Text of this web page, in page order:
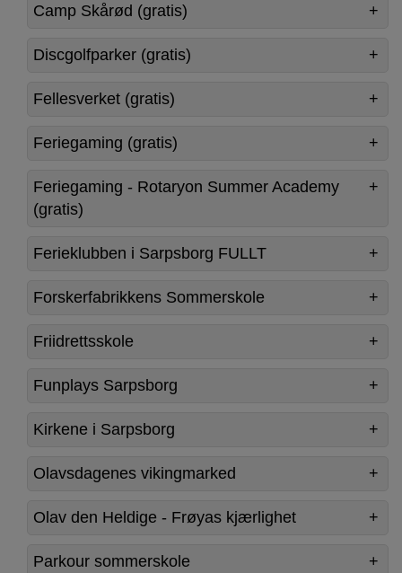
Camp Skårød (gratis)
Discgolfparker (gratis)
Fellesverket (gratis)
Feriegaming (gratis)
Feriegaming - Rotaryon Summer Academy
(gratis)
Ferieklubben i Sarpsborg FULLT
Forskerfabrikkens Sommerskole
Friidrettsskole
Funplays Sarpsborg
Kirkene i Sarpsborg
Olavsdagenes vikingmarked
Olav den Heldige - Frøyas kjærlighet
Parkour sommerskole